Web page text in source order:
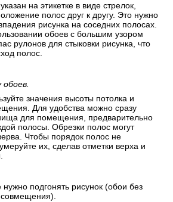
на этикетке в виде стрелок,
полос друг к другу. Это нужно
рисунка на соседних полосах.
обоев с большим узором
рулонов для стыковки рисунка, что
полос.
значения высоты потолка и
Для удобства можно сразу
для помещения, предварительно
полосы. Обрезки полос могут
Чтобы порядок полос не
их, сделав отметки верха и
подгонять рисунок (обои без
совмещения).